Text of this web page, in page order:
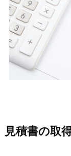
見積書の取